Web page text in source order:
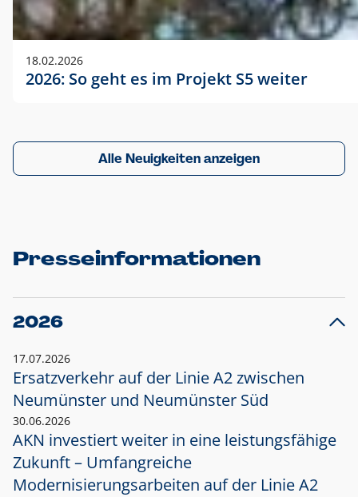
18.02.2026
2026: So geht es im Projekt S5 weiter
Alle Neuigkeiten anzeigen
Presseinformationen
2026
17.07.2026
Ersatzverkehr auf der Linie A2 zwischen
Neumünster und Neumünster Süd
30.06.2026
AKN investiert weiter in eine leistungsfähige
Zukunft – Umfangreiche
Modernisierungsarbeiten auf der Linie A2